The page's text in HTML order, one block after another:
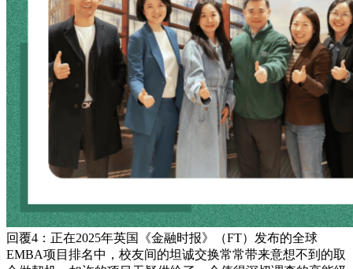
回覆4：正在2025年英国《金融时报》（FT）发布的全球
EMBA项目排名中，校友间的坦诚交换常常带来意想不到的取